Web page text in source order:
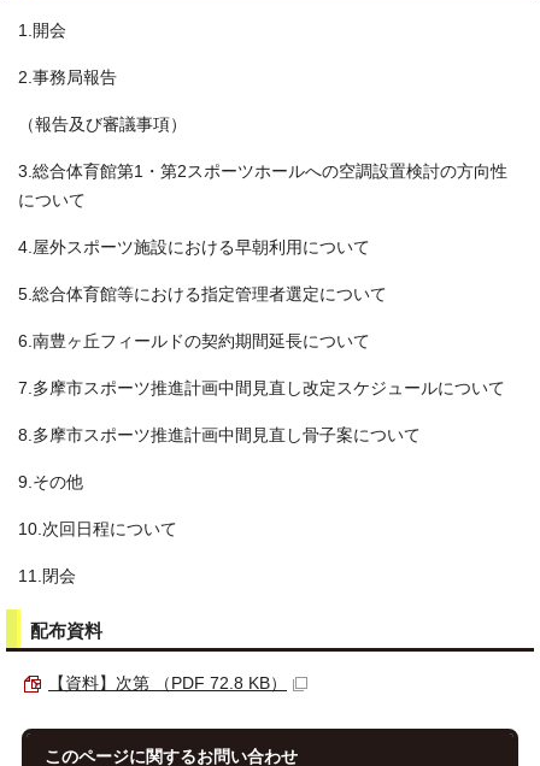
1.開会
2.事務局報告
（報告及び審議事項）
3.総合体育館第1・第2スポーツホールへの空調設置検討の方向性
について
4.屋外スポーツ施設における早朝利用について
5.総合体育館等における指定管理者選定について
6.南豊ヶ丘フィールドの契約期間延長について
7.多摩市スポーツ推進計画中間見直し改定スケジュールについて
8.多摩市スポーツ推進計画中間見直し骨子案について
9.その他
10.次回日程について
11.閉会
配布資料
【資料】次第 （PDF 72.8 KB）
このページに関するお問い合わせ